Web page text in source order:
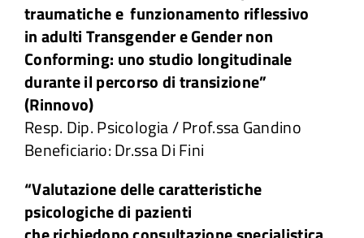
Attività
Ricerche
Convegni e articoli
traumatiche e funzionamento riflessivo
in adulti Transgender e Gender non
Conforming: uno studio longitudinale
durante il percorso di transizione”
(Rinnovo)
Resp. Dip. Psicologia / Prof.ssa Gandino
Beneficiario: Dr.ssa Di Fini
“Valutazione delle caratteristiche
psicologiche di pazienti